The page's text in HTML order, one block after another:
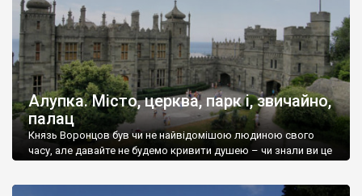
Алупка. Місто, церква, парк і, звичайно,
палац
Князь Воронцов був чи не найвідомішою людиною свого
часу, але давайте не будемо кривити душею – чи знали ви це